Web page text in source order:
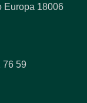
Europa 18006
76 59